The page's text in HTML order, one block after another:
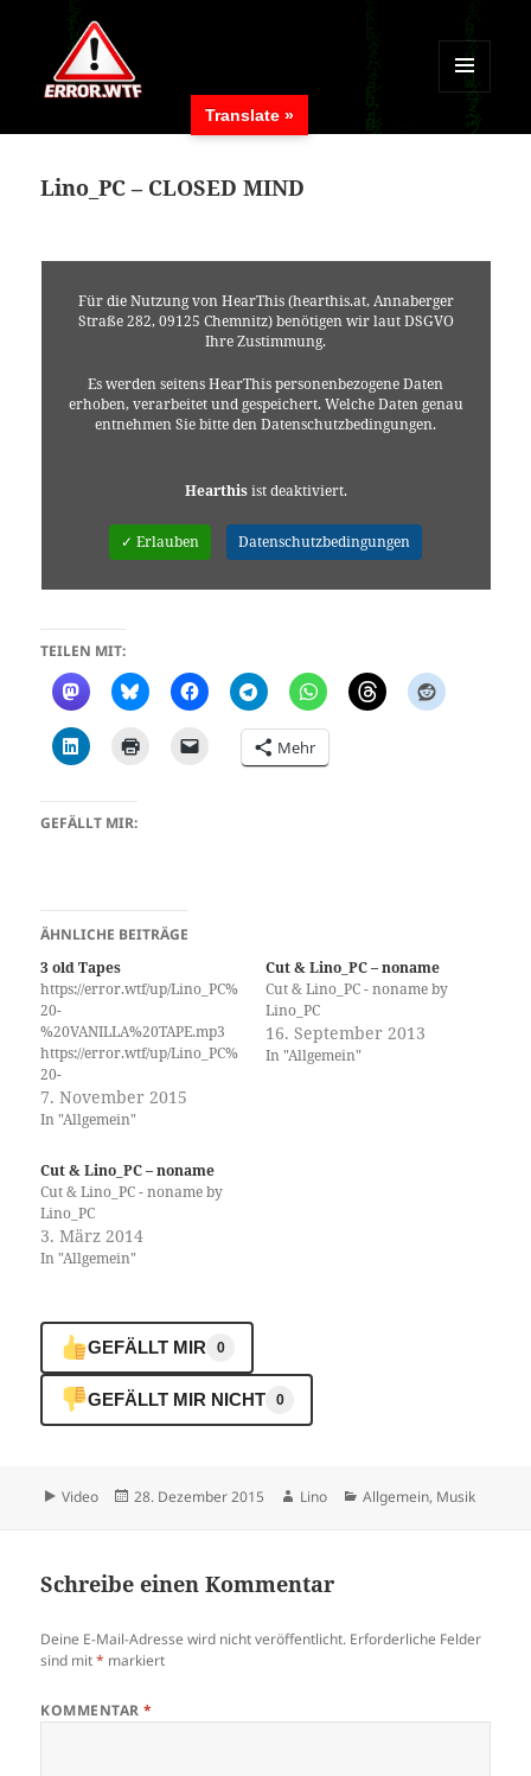
MENÜ
UND
WIDGETS
Lino_PC – CLOSED MIND
Für die Nutzung von HearThis (hearthis.at, Annaberger
Straße 282, 09125 Chemnitz) benötigen wir laut DSGVO
Ihre Zustimmung.
Es werden seitens HearThis personenbezogene Daten
erhoben, verarbeitet und gespeichert. Welche Daten genau
entnehmen Sie bitte den Datenschutzbedingungen.
Hearthisist deaktiviert.
✓ Erlauben Datenschutzbedingungen
TEILEN MIT:
Mehr
GEFÄLLT MIR:
ÄHNLICHE BEITRÄGE
3 old Tapes
https://error.wtf/up/Lino_PC%
20-
%20VANILLA%20TAPE.mp3
https://error.wtf/up/Lino_PC%
20-
%20ANARCHOPHOBIE%20TA
PE.mp3
20-%20CRAZY%20TAPE.mp3
Habe das Technaxx - Digitape
DT-01 wieder zum laufen
gebracht. Wer alte Kassetten
und damit meine ich nicht
Benjamin Blümchen, wieder
Recordingdurchgang
mindestens eine
Kassettenlänge dauert, mache
ich dies nur bei Kassetten auf
denen Aufnahmen sind, die
7. November 2015
In "Allgemein"
Cut & Lino_PC – noname
Cut & Lino_PC - noname by
Lino_PC
16. September 2013
In "Allgemein"
Cut & Lino_PC – noname
Cut & Lino_PC - noname by
Lino_PC
3. März 2014
In "Allgemein"
GEFÄLLT MIR 0
GEFÄLLT MIR NICHT 0
Format
Video
Veröffentlicht
28. Dezember 2015 Autor
Lino Kategorien
Allgemein, Musik
Schreibe einen Kommentar
Deine E-Mail-Adresse wird nicht veröffentlicht. Erforderliche Felder
sind mit* markiert
KOMMENTAR*
Translate »